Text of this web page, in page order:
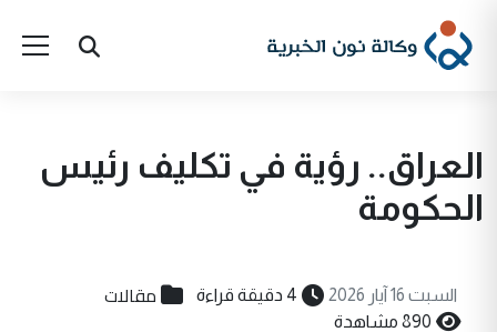
العراق.. رؤية في تكليف رئيس
الحكومة
السبت 16 آيار 2026 4 دقيقة قراءة مقالات
890 مشاهدة